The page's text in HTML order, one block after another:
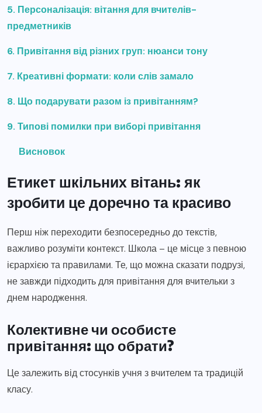
5. Персоналізація: вітання для вчителів-
предметників
6. Привітання від різних груп: нюанси тону
7. Креативні формати: коли слів замало
8. Що подарувати разом із привітанням?
9. Типові помилки при виборі привітання
Висновок
Етикет шкільних вітань: як
зробити це доречно та красиво
Перш ніж переходити безпосередньо до текстів,
важливо розуміти контекст. Школа – це місце з певною
ієрархією та правилами. Те, що можна сказати подрузі,
не завжди підходить для привітання для вчительки з
днем народження.
Колективне чи особисте
привітання: що обрати?
Це залежить від стосунків учня з вчителем та традицій
класу.